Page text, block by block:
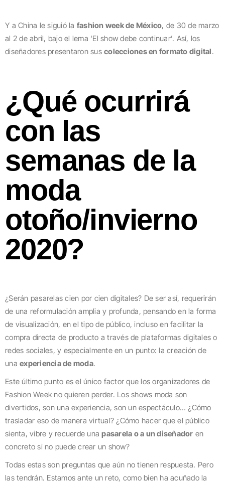
Y a China le siguió la fashion week de México, de 30 de marzo
al 2 de abril, bajo el lema ‘El show debe continuar’. Así, los
diseñadores presentaron sus colecciones en formato digital.
¿Qué ocurrirá
con las
semanas de la
moda
otoño/invierno
2020?
¿Serán pasarelas cien por cien digitales? De ser así, requerirán
de una reformulación amplia y profunda, pensando en la forma
de visualización, en el tipo de público, incluso en facilitar la
compra directa de producto a través de plataformas digitales o
redes sociales, y especialmente en un punto: la creación de
una experiencia de moda.
Este último punto es el único factor que los organizadores de
Fashion Week no quieren perder. Los shows moda son
divertidos, son una experiencia, son un espectáculo… ¿Cómo
trasladar eso de manera virtual? ¿Cómo hacer que el público
sienta, vibre y recuerde unapasarela o a un diseñador en
concreto si no puede crear un show?
Todas estas son preguntas que aún no tienen respuesta. Pero
las tendrán. Estamos ante un reto, como bien ha acuñado la